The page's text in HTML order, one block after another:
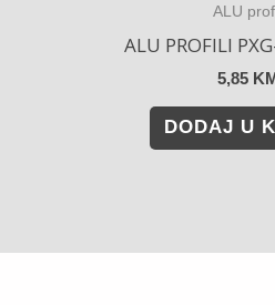
ALU
ALU PROFILI
5,85
DODAJ U